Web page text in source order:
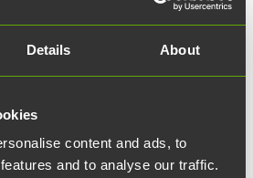
Details About
content and ads, to
and to analyse our traffic.
ovat telakka,
ja Tiedepuisto
on nimensä mukaisesti